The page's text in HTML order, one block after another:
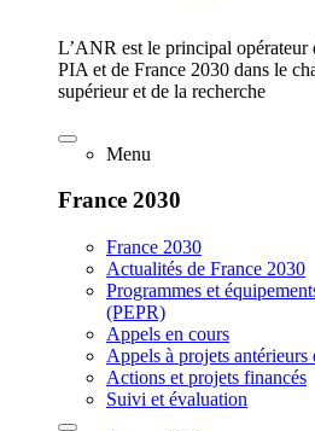
L’ANR est le principal opérateur
PIA et de France 2030 dans le
supérieur et de la recherche
Menu
France 2030
France 2030
Actualités de France 2030
Programmes et
(PEPR)
Appels en cours
Appels à projets antérieurs
Actions et projets financés
Suivi et évaluation